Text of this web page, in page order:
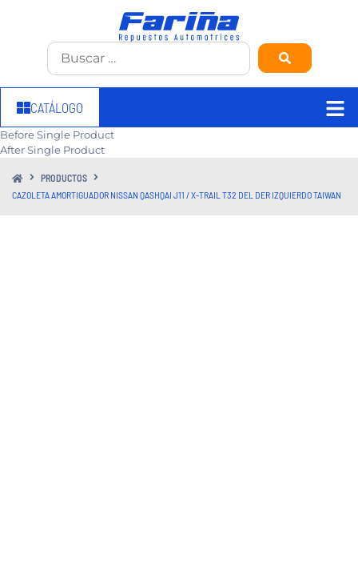
CATÁLOGO
Before Single Product
After Single Product
PRODUCTOS
CAZOLETA AMORTIGUADOR NISSAN QASHQAI J11 / X-TRAIL T32 DEL DER IZQUIERDO TAIWAN